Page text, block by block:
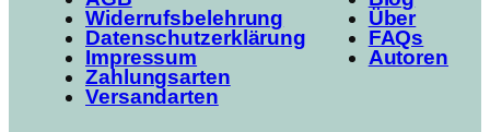
Widerrufsbelehrung
Datenschutzerklärung
Impressum
Zahlungsarten
Versandarten
Über
FAQs
Autoren